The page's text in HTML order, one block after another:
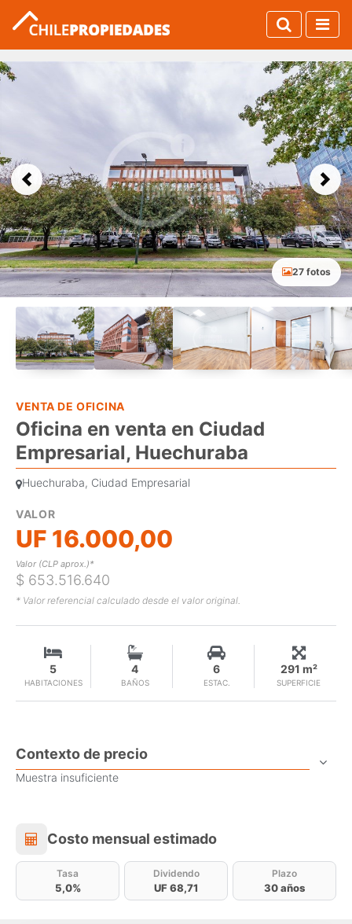
Previous Next
27 fotos
VENTA DE OFICINA
Oficina en venta en Ciudad
Empresarial, Huechuraba
Huechuraba, Ciudad Empresarial
VALOR
UF 16.000,00
Valor (CLP aprox.)*
$ 653.516.640
* Valor referencial calculado desde el valor original.
HABITACIONES
5
BAÑOS
4
ESTAC.
6
SUPERFICIE
291 m²
Contexto de precio
Muestra insuficiente
Costo mensual estimado
Costo mensual estimado
Tasa
5,0%
Dividendo
UF 68,71
Plazo
30 años